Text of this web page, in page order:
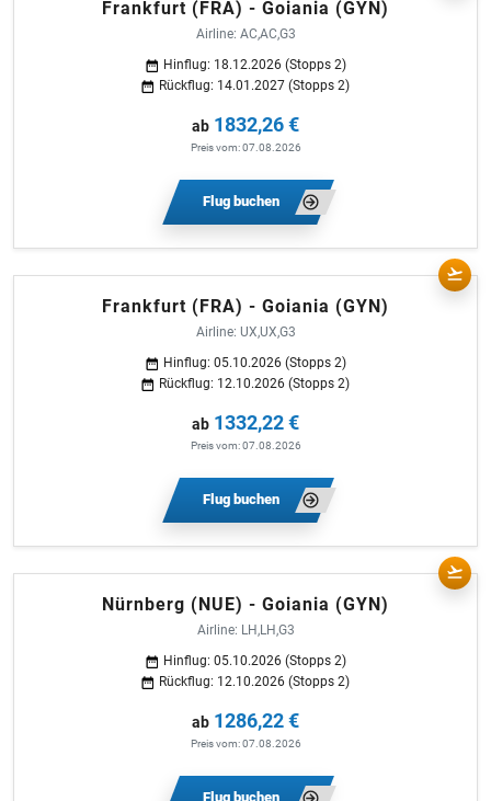
Frankfurt (FRA) - Goiania (GYN)
Airline: AC,AC,G3
Hinflug: 18.12.2026 (Stopps 2)
Rückflug: 14.01.2027 (Stopps 2)
ab 1832,26 €
Preis vom: 07.08.2026
Flug buchen
Frankfurt (FRA) - Goiania (GYN)
Airline: UX,UX,G3
Hinflug: 05.10.2026 (Stopps 2)
Rückflug: 12.10.2026 (Stopps 2)
ab 1332,22 €
Preis vom: 07.08.2026
Flug buchen
Nürnberg (NUE) - Goiania (GYN)
Airline: LH,LH,G3
Hinflug: 05.10.2026 (Stopps 2)
Rückflug: 12.10.2026 (Stopps 2)
ab 1286,22 €
Preis vom: 07.08.2026
Flug buchen